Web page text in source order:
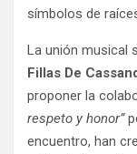
símbolos de
La unión musical
Fillas De
proponer la
respeto y honor”
encuentro, han